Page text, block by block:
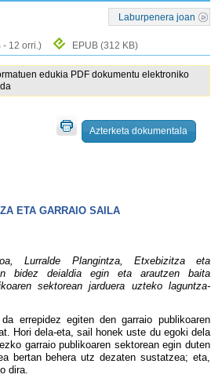
Laburpenera joan
- 12 orri.) EPUB (312 KB)
edukia PDF dokumentu elektroniko
Azterketa dokumentala
ETA GARRAIO SAILA
Lurralde Plangintza, Etxebizitza eta
bidez deialdia egin eta arautzen baita
sektorean jarduera uzteko laguntza-
errepidez egiten den garraio publikoaren
Hori dela-eta, sail honek uste du egoki dela
garraio publikoaren sektorean egin duten
bertan behera utz dezaten sustatzea; eta,
dira.